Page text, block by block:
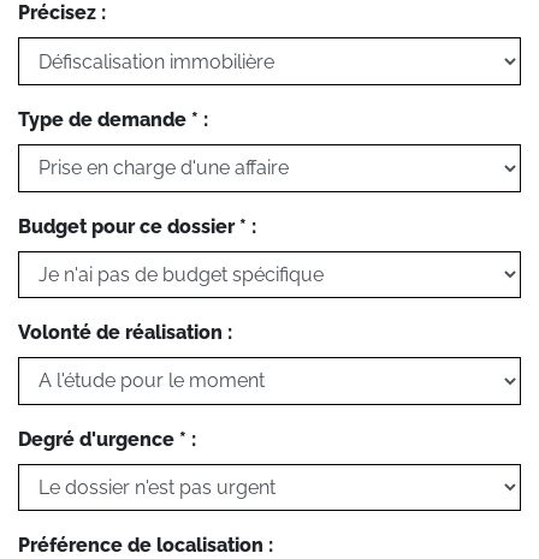
Précisez :
Type de demande * :
Budget pour ce dossier * :
Volonté de réalisation :
Degré d'urgence * :
Préférence de localisation :